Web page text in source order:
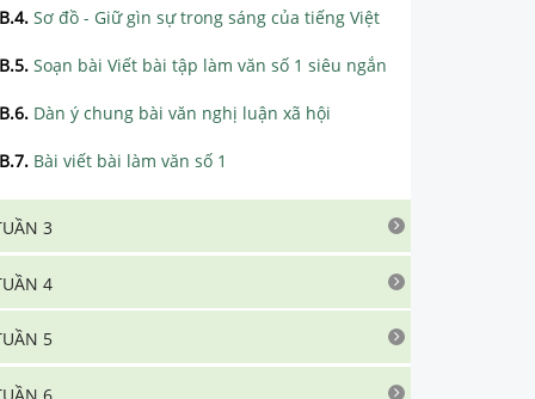
B.4. Sơ đồ - Giữ gìn sự trong sáng của tiếng Việt
B.5. Soạn bài Viết bài tập làm văn số 1 siêu ngắn
B.6. Dàn ý chung bài văn nghị luận xã hội
B.7. Bài viết bài làm văn số 1
3
4
5
6